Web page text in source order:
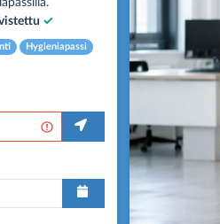
✓
Hygieniapassi